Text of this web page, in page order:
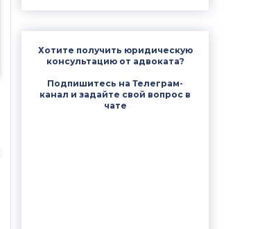
Хотите получить юридическую
консультацию от адвоката?
Подпишитесь на Телеграм-
канал и задайте свой вопрос в
чате